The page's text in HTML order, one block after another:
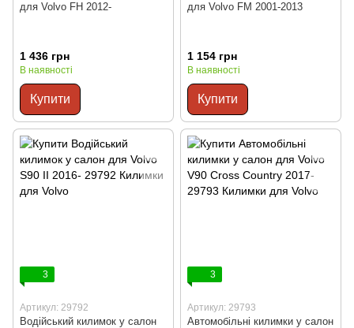
для Volvo FH 2012-
1 436 грн
В наявності
Купити
для Volvo FM 2001-2013
1 154 грн
В наявності
Купити
3
Артикул: 29792
Водійський килимок у салон
3
Артикул: 29793
Автомобільні килимки у салон